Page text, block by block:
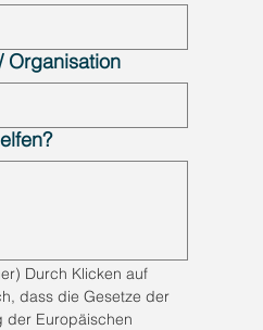
Organisation
Durch Klicken auf
dass die Gesetze der
der Europäischen